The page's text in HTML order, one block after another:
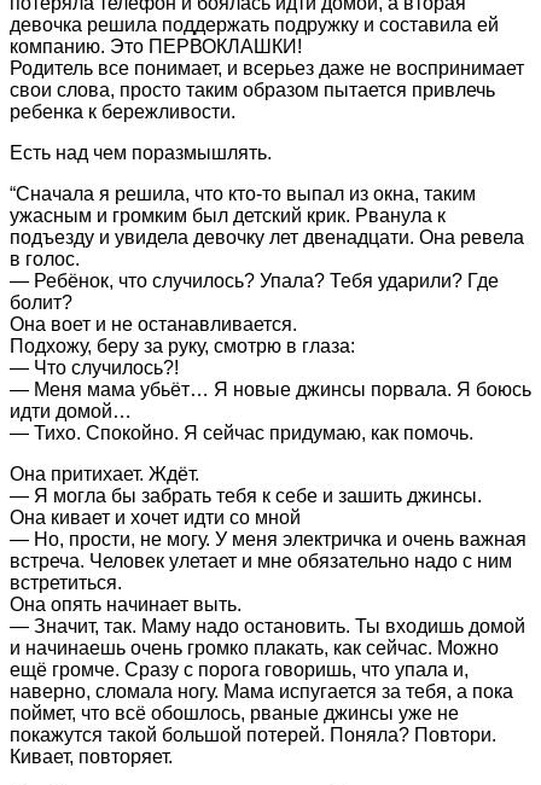
девочка решила поддержать подружку и составила ей
компанию. Это ПЕРВОКЛАШКИ!
Родитель все понимает, и всерьез даже не воспринимает
свои слова, просто таким образом пытается привлечь
ребенка к бережливости.
Есть над чем поразмышлять.
“Сначала я решила, что кто-то выпал из окна, таким
ужасным и громким был детский крик. Рванула к
подъезду и увидела девочку лет двенадцати. Она ревела
в голос.
— Ребёнок, что случилось? Упала? Тебя ударили? Где
болит?
Она воет и не останавливается.
Подхожу, беру за руку, смотрю в глаза:
— Что случилось?!
— Меня мама убьёт… Я новые джинсы порвала. Я боюсь
идти домой…
— Тихо. Спокойно. Я сейчас придумаю, как помочь.
Она притихает. Ждёт.
— Я могла бы забрать тебя к себе и зашить джинсы.
Она кивает и хочет идти со мной
— Но, прости, не могу. У меня электричка и очень важная
встреча. Человек улетает и мне обязательно надо с ним
встретиться.
Она опять начинает выть.
— Значит, так. Маму надо остановить. Ты входишь домой
и начинаешь очень громко плакать, как сейчас. Можно
ещё громче. Сразу с порога говоришь, что упала и,
наверно, сломала ногу. Мама испугается за тебя, а пока
поймет, что всё обошлось, рваные джинсы уже не
покажутся такой большой потерей. Поняла? Повтори.
Кивает, повторяет.